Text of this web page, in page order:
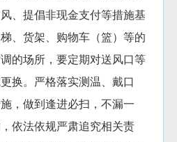
、提倡非现金支付等措施基
、货架、购物车（篮）等的
的场所，要定期对送风口等
换。严格落实测温、戴口
，做到逢进必扫，不漏一
依法依规严肃追究相关责